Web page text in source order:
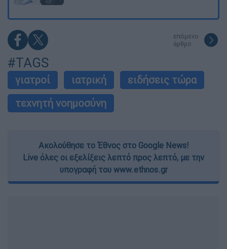
επόμενο
άρθρο
#TAGS
γιατροί ιατρική
ειδήσεις τώρα
τεχνητή νοημοσύνη
Ακολούθησε το Έθνος στο Google News!
Live όλες οι εξελίξεις λεπτό προς λεπτό, με την
υπογραφή του www.ethnos.gr